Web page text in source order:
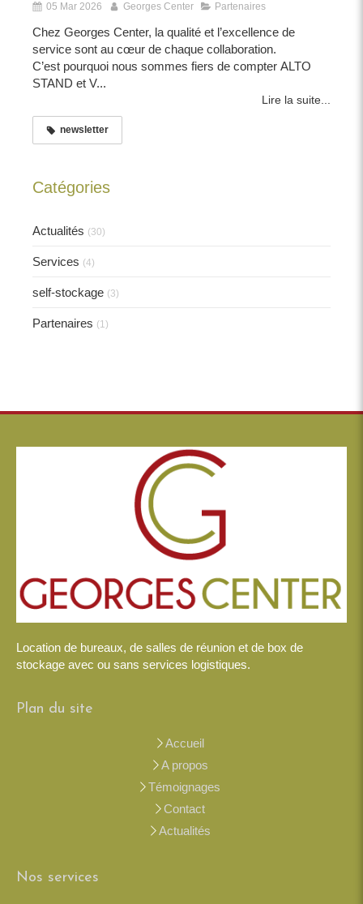
05 Mar 2026 Georges Center Partenaires
Chez Georges Center, la qualité et l’excellence de
service sont au cœur de chaque collaboration.
C’est pourquoi nous sommes fiers de compter ALTO
STAND et V...
Lire la suite...
newsletter
Catégories
Actualités (30)
Services (4)
self-stockage (3)
Partenaires (1)
Location de bureaux, de salles de réunion et de box de
stockage avec ou sans services logistiques.
Plan du site
Accueil
A propos
Témoignages
Contact
Actualités
Nos services